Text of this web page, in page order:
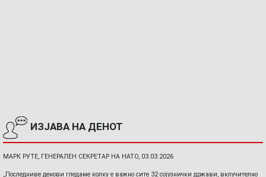
ИЗЈАВА НА ДЕНОТ
МАРК РУТЕ, ГЕНЕРАЛЕН СЕКРЕТАР НА НАТО, 03.03.2026
„Последниве денови гледаме колку е важно сите 32 сојузнички држави, вклучително